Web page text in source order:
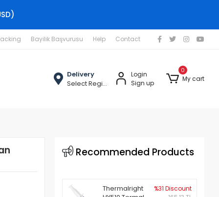
Bayilik Başvurusu Help Contact
Delivery
Select Region
Login
Sign up
0
My cart
Recommended Products
Thermalright
%31 Discount